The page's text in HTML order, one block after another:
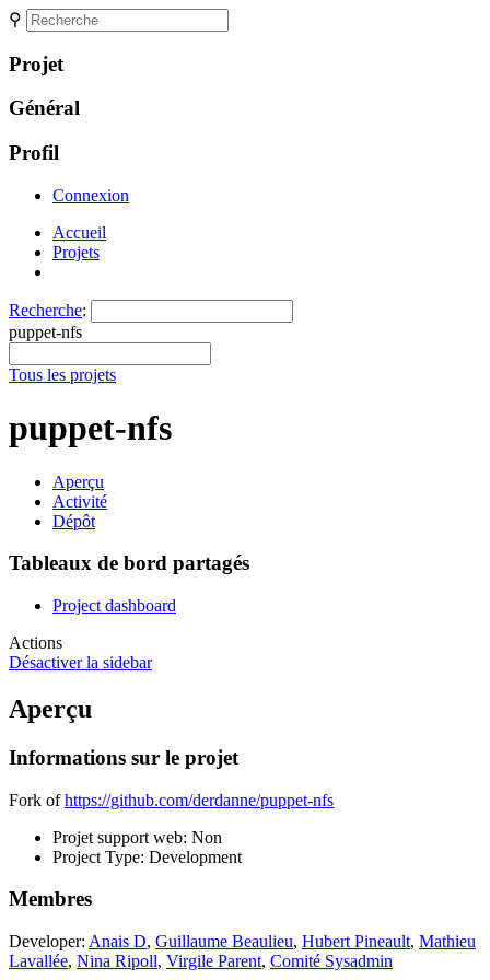
⚲
Projet
Général
Profil
Connexion
Accueil
Projets
Recherche:
puppet-nfs
Tous les projets
puppet-nfs
Aperçu
Activité
Dépôt
Tableaux de bord partagés
Project dashboard
Actions
Désactiver la sidebar
Aperçu
Informations sur le projet
Fork ofhttps://github.com/derdanne/puppet-nfs
Projet support web: Non
Project Type: Development
Membres
Developer: Anais D, Guillaume Beaulieu, Hubert Pineault, Mathieu
Lavallée, Nina Ripoll, Virgile Parent, Comité Sysadmin